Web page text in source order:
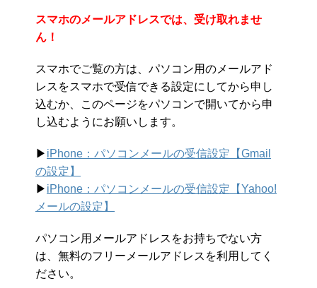
スマホのメールアドレスでは、受け取れませ
ん！
スマホでご覧の方は、パソコン用のメールアド
レスをスマホで受信できる設定にしてから申し
込むか、このページをパソコンで開いてから申
し込むようにお願いします。
▶︎ iPhone：パソコンメールの受信設定【Gmail
の設定】
▶︎ iPhone：パソコンメールの受信設定【Yahoo!
メールの設定】
パソコン用メールアドレスをお持ちでない方
は、無料のフリーメールアドレスを利用してく
ださい。